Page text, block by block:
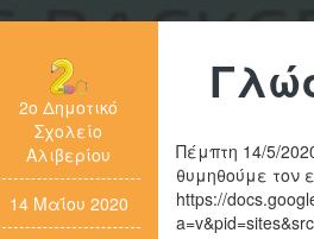
2ο Δημοτικό
Σχολείο
Αλιβερίου
14 Μαΐου 2020
Πέμπτη 14/5/
θυμηθούμε
https://